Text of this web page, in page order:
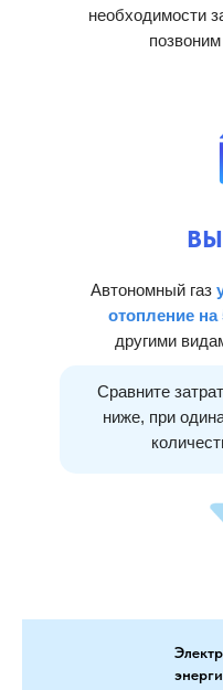
Автономный газ
отопление на
другими
Сравните
ниже, при
необходимости